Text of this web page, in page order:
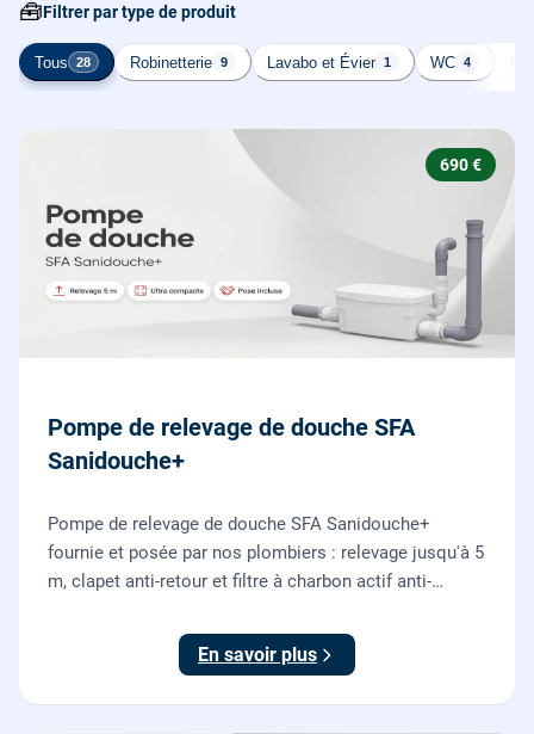
🧰Filtrer par type de produit
Tous 28 Robinetterie 9 Lavabo et Évier 1 WC 4
690 €
Pompe de relevage de douche SFA
Sanidouche+
Pompe de relevage de douche SFA Sanidouche+
fournie et posée par nos plombiers : relevage jusqu'à 5
m, clapet anti-retour et filtre à charbon actif anti-
En savoir plus